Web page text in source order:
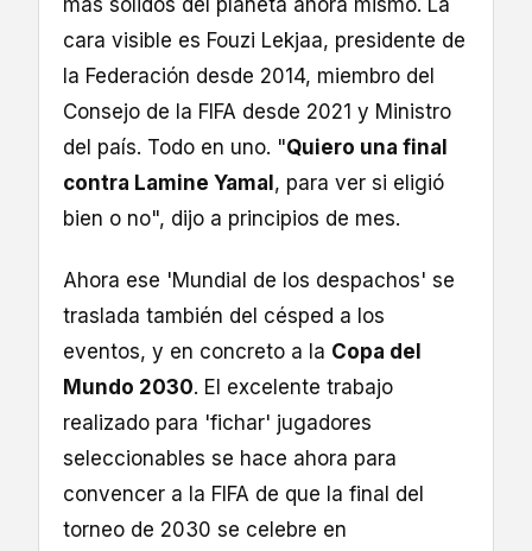
cara visible es Fouzi Lekjaa, presidente de
la Federación desde 2014, miembro del
Consejo de la FIFA desde 2021 y Ministro
del país. Todo en uno. "Quiero una final
contra Lamine Yamal, para ver si eligió
bien o no", dijo a principios de mes.
Ahora ese 'Mundial de los despachos' se
traslada también del césped a los
eventos, y en concreto a la Copa del
Mundo 2030. El excelente trabajo
realizado para 'fichar' jugadores
seleccionables se hace ahora para
convencer a la FIFA de que la final del
torneo de 2030 se celebre en